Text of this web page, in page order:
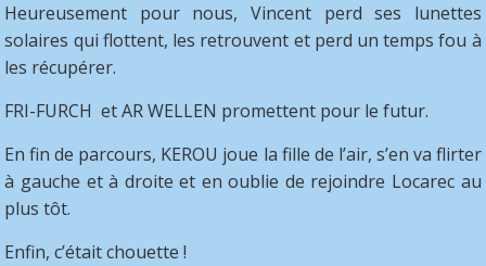
Heureusement pour nous, Vincent perd ses lunettes
solaires qui flottent, les retrouvent et perd un temps fou à
les récupérer.
FRI-FURCH et AR WELLEN promettent pour le futur.
En fin de parcours, KEROU joue la fille de l’air, s’en va flirter
à gauche et à droite et en oublie de rejoindre Locarec au
plus tôt.
Enfin, c’était chouette !